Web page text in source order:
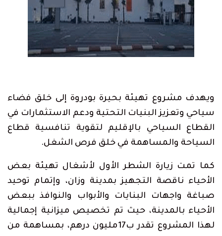
ويهدف مشروع تهيئة بحيرة بودروة إلى خلق فضاء
سياحي وتعزيز البنيات التحتية ودعم الاستثمارات في
القطاع السياحي بالإقليم لتقوية تنافسية قطاع
السياحة والمساهمة في خلق فرص الشغل.
كما تمت زيارة الشطر الأول لأشغال تهيئة بعض
الأحياء ناقصة التجهيز بمدينة وزان، وإتمام توحيد
صباغة واجهات البنايات والأبواب والنوافذ ببعض
الأحياء بالمدينة، حيث تم تخصيص ميزانية إجمالية
لهذا المشروع تقدر ب17مليون درهم، بمساهمة من